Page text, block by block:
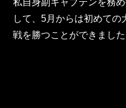
株式会社 東邦ホールディン
して、5月からは初めての
戦を勝つことができました